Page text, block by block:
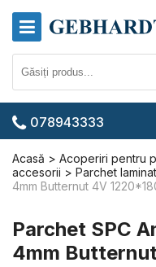
078943333
Acasă Acoperiri pentru
accesorii
Parchet laminat
4mm Butternut 4V
Parchet SPC
4mm